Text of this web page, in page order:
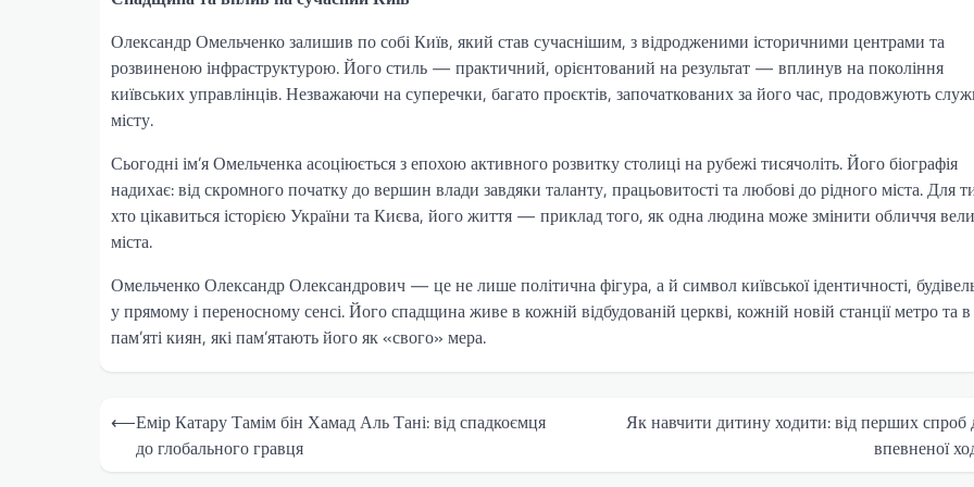
Олександр Омельченко залишив по собі Київ, який став сучаснішим, з відродженими історичними центрами та
розвиненою інфраструктурою. Його стиль — практичний, орієнтований на результат — вплинув на покоління
київських управлінців. Незважаючи на суперечки, багато проєктів, започаткованих за його час, продовжують
місту.
Сьогодні ім’я Омельченка асоціюється з епохою активного розвитку столиці на рубежі тисячоліть. Його біографія
надихає: від скромного початку до вершин влади завдяки таланту, працьовитості та любові до рідного міста. Для
хто цікавиться історією України та Києва, його життя — приклад того, як одна людина може змінити обличчя
міста.
Омельченко Олександр Олександрович — це не лише політична фігура, а й символ київської ідентичності,
у прямому і переносному сенсі. Його спадщина живе в кожній відбудованій церкві, кожній новій станції метро та в
пам’яті киян, які пам’ятають його як «свого» мера.
Навігація
записів
⟵Емір Катару Тамім бін Хамад Аль Тані: від спадкоємця
до глобального гравця
Як навчити дитину ходити: від перших спроб
впевненої